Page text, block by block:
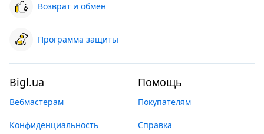
Возврат и обмен
Программа защиты
Bigl.ua
Вебмастерам
Конфиденциальность
Помощь
Покупателям
Справка